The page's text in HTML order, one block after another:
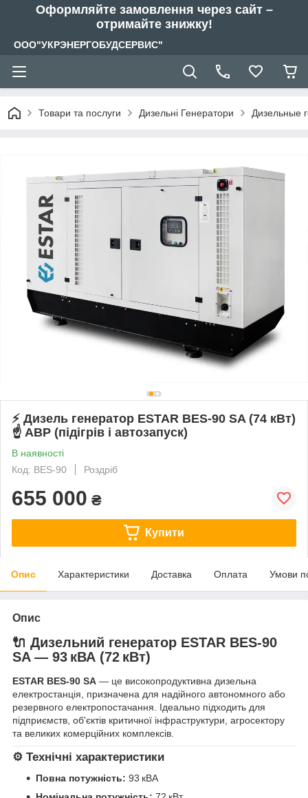
Оформляйте замовлення через сайт –
отримайте знижку!
ООО"УКРЭНЕРГОБУДСЕРВИС"
Товари та послуги Дизельні Генератори Дизельные
⚡ Дизель генератор ESTAR BES-90 SA (74 кВт)
☝ АВР (підігрів і автозапуск)
В наявності
Код: BES-90
Роздріб
655 000 ₴
Купити
Опис Характеристики Доставка Оплата Умови
Опис
🔌 Дизельний генератор ESTAR BES‑90
SA— 93 кВА (72 кВт)
ESTAR BES‑90 SA — це високопродуктивна дизельна
електростанція, призначена для надійного автономного або
резервного електропостачання. Ідеально підходить для
підприємств, об'єктів критичної інфраструктури, агросектору
та великих комерційних комплексів.
⚙️ Технічні характеристики
Повна потужність: 93 кВА